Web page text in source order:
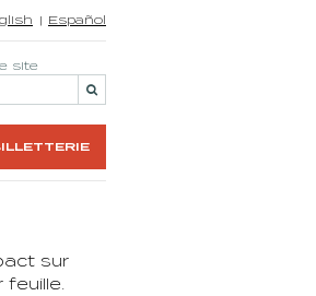
Español
site
sur
feuille.